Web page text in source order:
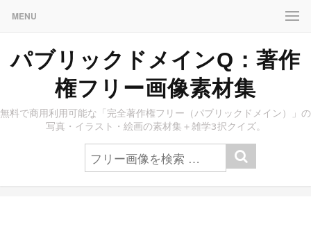
MENU
パブリックドメインQ：著作
権フリー画像素材集
無料で商用利用可能な「完全著作権フリー（パブリックドメイン）」の
写真・イラスト・絵画の素材集＋雑学3択クイズ。